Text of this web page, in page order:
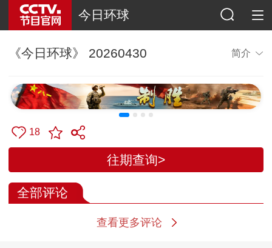
今日环球
《今日环球》 20260430 简介
18
往期查询>
全部评论
查看更多评论